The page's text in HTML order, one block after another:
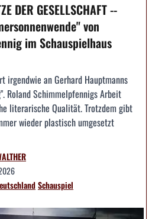
DER GESELLSCHAFT --
von
im Schauspielhaus
irgendwie an Gerhard Hauptmanns
Roland Schimmelpfennigs Arbeit
literarische Qualität. Trotzdem gibt
wieder plastisch umgesetzt
Schauspiel